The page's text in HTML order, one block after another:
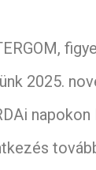
2025.
napokon